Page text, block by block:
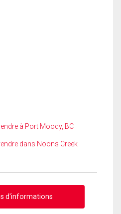
à Port Moody, BC
dans Noons Creek
d'informations